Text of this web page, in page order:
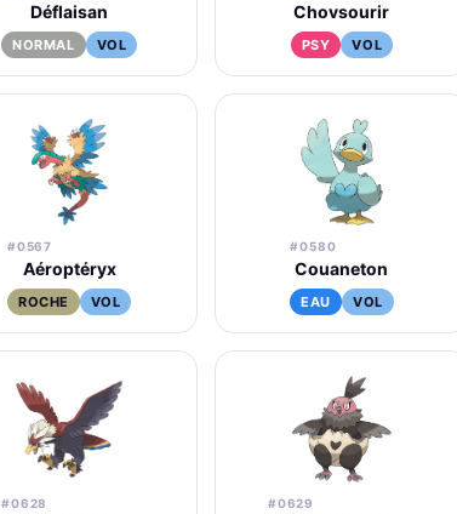
Déflaisan
NORMAL VOL
Chovsourir
PSY VOL
#0567
Aéroptéryx
ROCHE VOL
#0580
Couaneton
EAU VOL
#0628 #0629